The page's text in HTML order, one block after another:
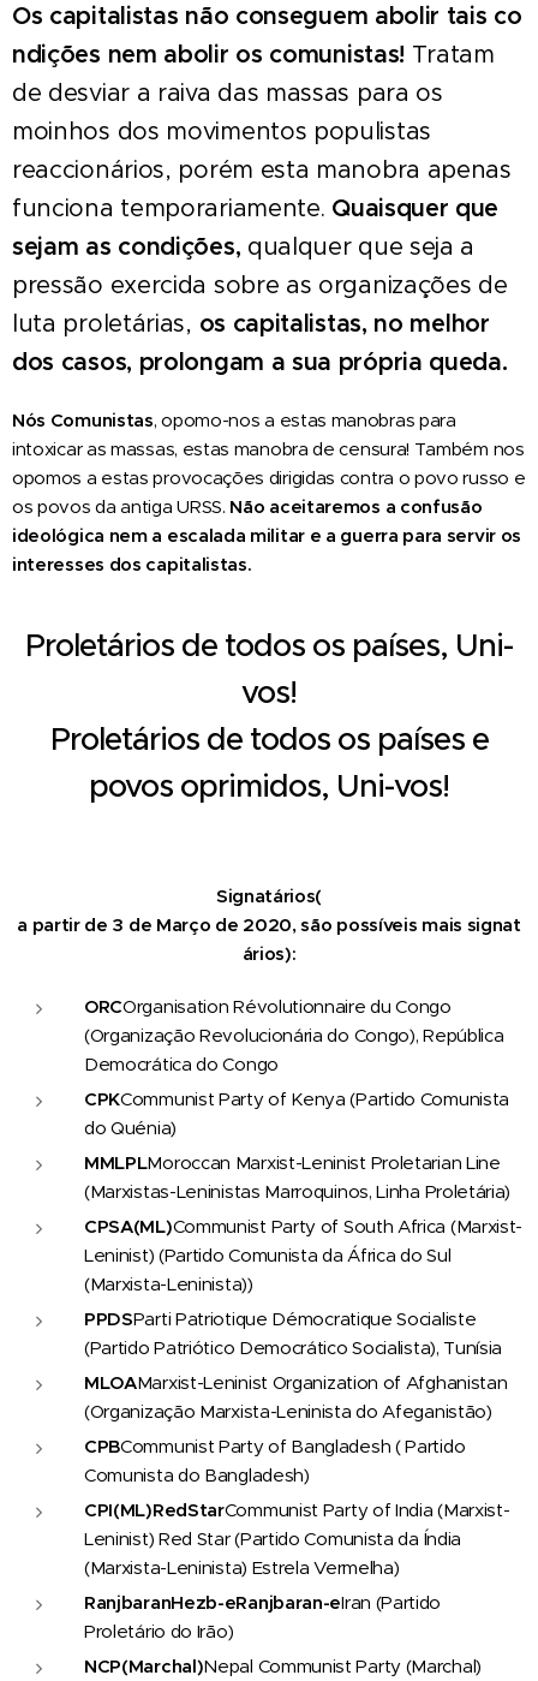
Os capitalistas não conseguem abolir tais co
ndições nem abolir os comunistas! Tratam
de desviar a raiva das massas para os
moinhos dos movimentos populistas
reaccionários, porém esta manobra apenas
funciona temporariamente. Quaisquer que
sejam as condições, qualquer que seja a
pressão exercida sobre as organizações de
luta proletárias, os capitalistas, no melhor
dos casos, prolongam a sua própria queda.
Nós Comunistas, opomo-nos a estas manobras para
intoxicar as massas, estas manobra de censura! Também nos
opomos a estas provocações dirigidas contra o povo russo e
os povos da antiga URSS. Não aceitaremos a confusão
ideológica nem a escalada militar e a guerra para servir os
interesses dos capitalistas.
Proletários de todos os países, Uni-
vos!
Proletários de todos os países e
povos oprimidos, Uni-vos!
Signatários(
a partir de 3 de Março de 2020,são possíveis mais signat
ários):
ORCOrganisation Révolutionnaire du Congo
(Organização Revolucionária do Congo), República
Democrática do Congo
CPKCommunist Party of Kenya (Partido Comunista
do Quénia)
MMLPLMoroccan Marxist-Leninist Proletarian Line
(Marxistas-Leninistas Marroquinos, Linha Proletária)
CPSA(ML)Communist Party of South Africa (Marxist-
Leninist) (Partido Comunista da África do Sul
(Marxista-Leninista))
PPDSParti Patriotique Démocratique Socialiste
(Partido Patriótico Democrático Socialista), Tunísia
MLOAMarxist-Leninist Organization of Afghanistan
(Organização Marxista-Leninista do Afeganistão)
CPBCommunist Party of Bangladesh ( Partido
Comunista do Bangladesh)
CPI(ML)RedStarCommunist Party of India (Marxist-
Leninist) Red Star (Partido Comunista da Índia
(Marxista-Leninista) Estrela Vermelha)
RanjbaranHezb-eRanjbaran-eIran (Partido
Proletário do Irão)
NCP(Marchal)Nepal Communist Party (Marchal)